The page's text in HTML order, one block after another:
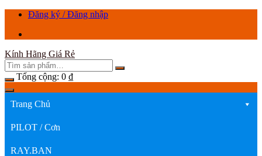
ChuyểnĐăng ký / Đăng nhập
Kính Hãng Giá Rẻ
Tổng cộng: 0 ₫
Trang Chủ
PILOT / Cơn
RAY.BAN